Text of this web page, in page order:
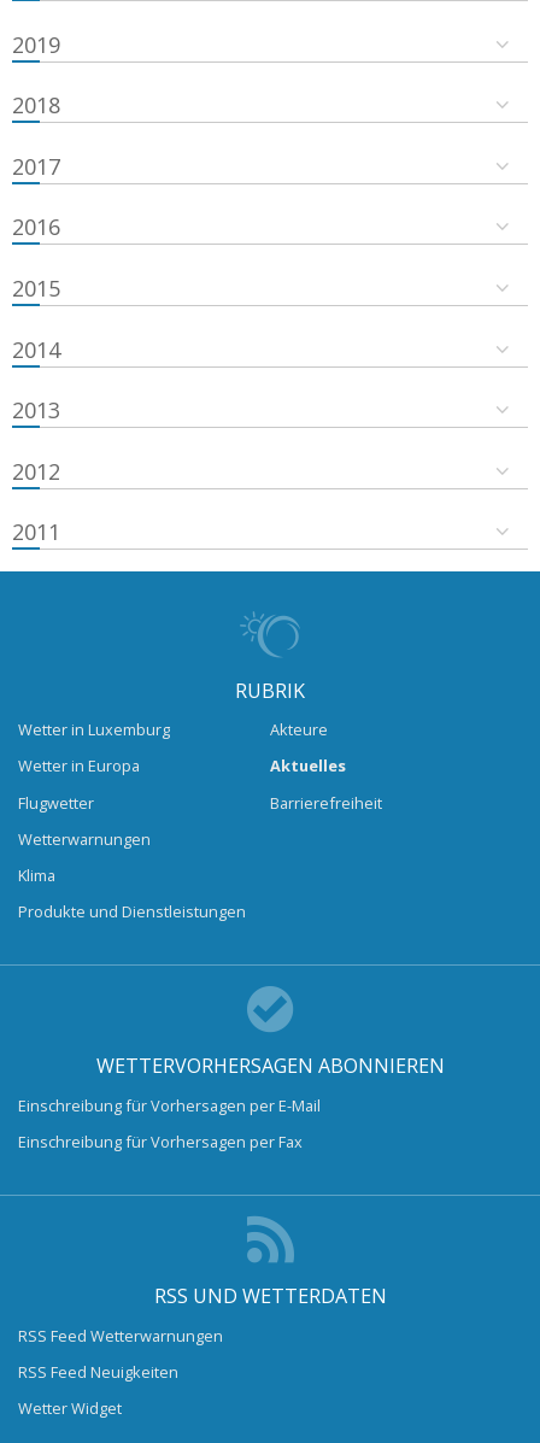
2019
2018
2017
2016
2015
2014
2013
2012
2011
RUBRIK
Wetter in Luxemburg
Wetter in Europa
Flugwetter
Wetterwarnungen
Klima
Produkte und Dienstleistungen
Akteure
Aktuelles
Barrierefreiheit
WETTERVORHERSAGEN ABONNIEREN
Einschreibung für Vorhersagen per E-Mail
Einschreibung für Vorhersagen per Fax
RSS UND WETTERDATEN
RSS Feed Wetterwarnungen
RSS Feed Neuigkeiten
Wetter Widget